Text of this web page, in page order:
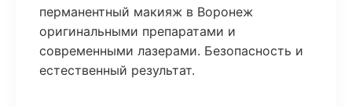
перманентный макияж в Воронеж
оригинальными препаратами и
современными лазерами. Безопасность и
естественный результат.